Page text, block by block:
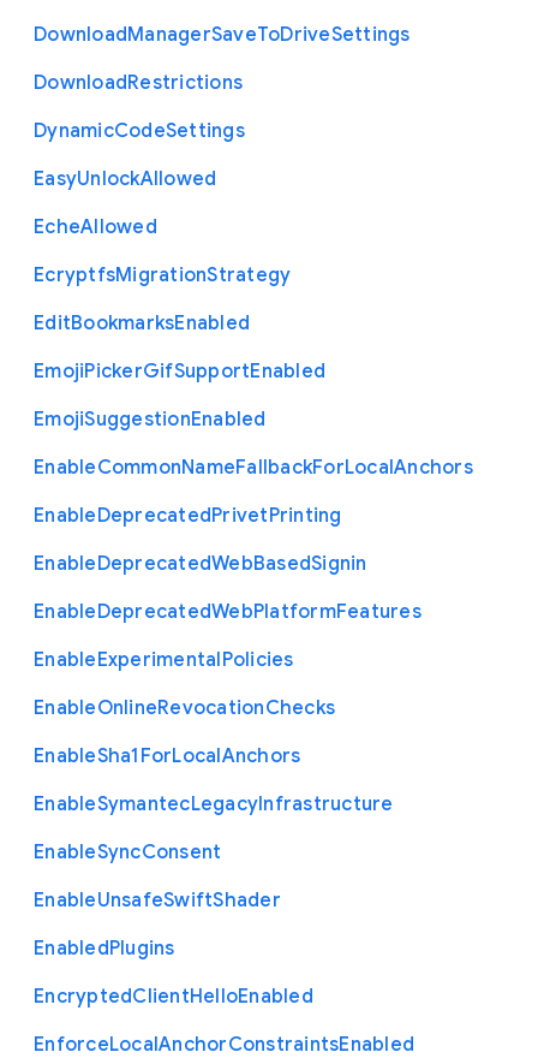
DownloadManagerSaveToDriveSettings
DownloadRestrictions
DynamicCodeSettings
EasyUnlockAllowed
EcheAllowed
EcryptfsMigrationStrategy
EditBookmarksEnabled
EmojiPickerGifSupportEnabled
EmojiSuggestionEnabled
EnableCommonNameFallbackForLocalAnchors
EnableDeprecatedPrivetPrinting
EnableDeprecatedWebBasedSignin
EnableDeprecatedWebPlatformFeatures
EnableExperimentalPolicies
EnableOnlineRevocationChecks
EnableSha1 ForLocalAnchors
EnableSymantecLegacyInfrastructure
EnableSyncConsent
EnableUnsafeSwiftShader
EnabledPlugins
EncryptedClientHelloEnabled
EnforceLocalAnchorConstraintsEnabled